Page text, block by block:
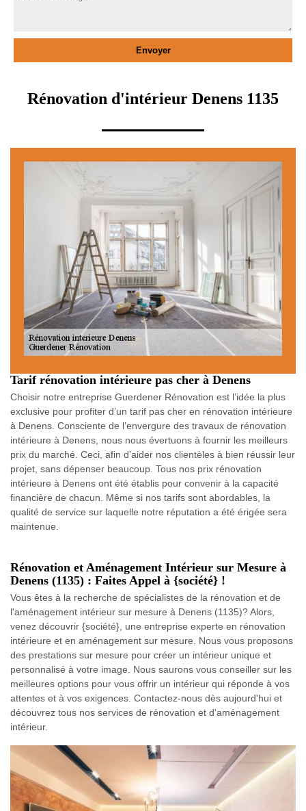
Rénovation d'intérieur Denens 1135
Tarif rénovation intérieure pas cher à Denens
Choisir notre entreprise Guerdener Rénovation est l’idée la plus
exclusive pour profiter d’un tarif pas cher en rénovation intérieure
à Denens. Consciente de l’envergure des travaux de rénovation
intérieure à Denens, nous nous évertuons à fournir les meilleurs
prix du marché. Ceci, afin d’aider nos clientèles à bien réussir leur
projet, sans dépenser beaucoup. Tous nos prix rénovation
intérieure à Denens ont été établis pour convenir à la capacité
financière de chacun. Même si nos tarifs sont abordables, la
qualité de service sur laquelle notre réputation a été érigée sera
maintenue.
Rénovation et Aménagement Intérieur sur Mesure à
Denens (1135) : Faites Appel à {société} !
Vous êtes à la recherche de spécialistes de la rénovation et de
l'aménagement intérieur sur mesure à Denens (1135)? Alors,
venez découvrir {société}, une entreprise experte en rénovation
intérieure et en aménagement sur mesure. Nous vous proposons
des prestations sur mesure pour créer un intérieur unique et
personnalisé à votre image. Nous saurons vous conseiller sur les
meilleures options pour vous offrir un intérieur qui réponde à vos
attentes et à vos exigences. Contactez-nous dès aujourd'hui et
découvrez tous nos services de rénovation et d'aménagement
intérieur.